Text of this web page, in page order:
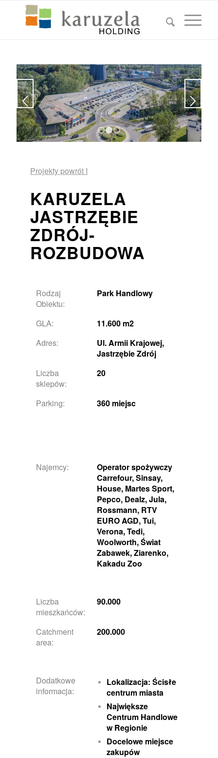
1 2 3
Projekty powrót I
KARUZELA
JASTRZĘBIE
ZDRÓJ-
ROZBUDOWA
Rodzaj
Obiektu:
Park Handlowy
GLA:
11.600 m2
Adres:
Ul. Armii Krajowej,
Jastrzębie Zdrój
Liczba
sklepów:
20
Parking: 360 miejsc
Najemcy:
Operator spożywczy
Carrefour, Sinsay,
House, Martes Sport,
Pepco, Dealz, Jula,
Rossmann, RTV
EURO AGD, Tui,
Verona, Tedi,
Woolworth, Świat
Zabawek, Ziarenko,
Kakadu Zoo
Liczba
mieszkańców:
90.000
Catchment
area:
200.000
Dodatkowe
informacja:
Lokalizacja: Ścisłe
centrum miasta
Największe
Centrum Handlowe
w Regionie
Docelowe miejsce
zakupów